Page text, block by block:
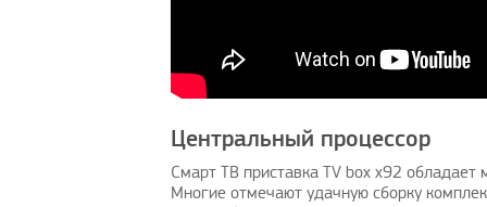
Центральный процессор
Смарт ТВ приставка TV box x92
Многие отмечают удачную сборку